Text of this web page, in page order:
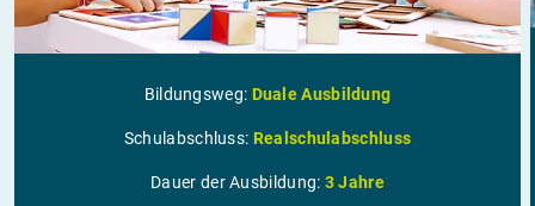
Bildungsweg: Duale Ausbildung
Schulabschluss: Realschulabschluss
Dauer der Ausbildung: 3 Jahre